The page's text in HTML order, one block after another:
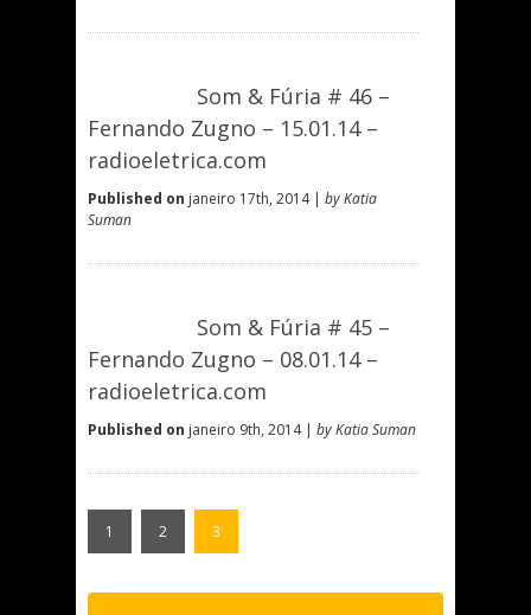
Som & Fúria # 46 –
Fernando Zugno – 15.01.14 –
radioeletrica.com
Published on janeiro 17th, 2014 | by Katia
Suman
Som & Fúria # 45 –
Fernando Zugno – 08.01.14 –
radioeletrica.com
Published on janeiro 9th, 2014 | by Katia Suman
1 2 3